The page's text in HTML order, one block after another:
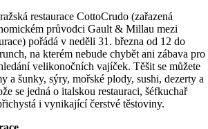
restaurace CottoCrudo (zařazená
průvodci Gault & Millau mezi
pořádá v neděli 31. března od 12 do
na kterém nebude chybět ani zábava pro
velikonočních vajíček. Těšit se můžete
a šunky, sýry, mořské plody, sushi, dezerty a
se jedná o italskou restauraci, šéfkuchař
i vynikající čerstvé těstoviny.